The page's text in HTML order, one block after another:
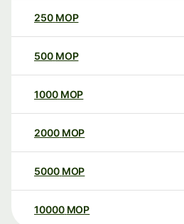
250 MOP
500 MOP
1000 MOP
2000 MOP
5000 MOP
10000 MOP